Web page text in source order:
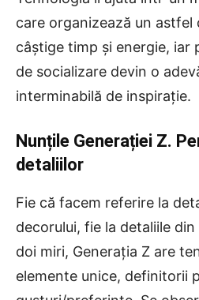
care organizează un astfel
câștige timp și energie, iar
de socializare devin o
interminabilă de inspirație.
Nunțile Generației Z.
detaliilor
Fie că facem referire la
decorului, fie la detaliile
doi miri, Generația Z are
elemente unice, definitorii